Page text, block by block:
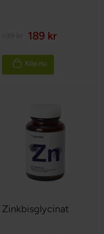
189 kr
Köp nu
Zinkbisglycinat